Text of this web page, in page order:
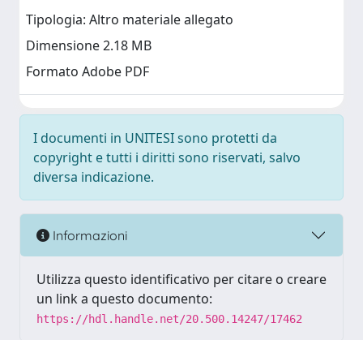
Tipologia: Altro materiale allegato
Dimensione 2.18 MB
Formato Adobe PDF
I documenti in UNITESI sono protetti da
copyright e tutti i diritti sono riservati, salvo
diversa indicazione.
Informazioni
Utilizza questo identificativo per citare o creare
un link a questo documento:
https://hdl.handle.net/20.500.14247/17462